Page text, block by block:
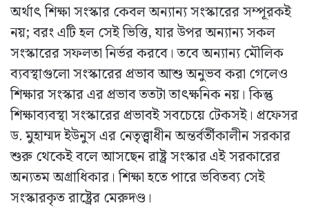
অর্থাৎ শিক্ষা সংস্কার কেবল অন্যান্য সংস্কারের সম্পূরকই
নয়; বরং এটি হল সেই ভিত্তি, যার উপর অন্যান্য সকল
সংস্কারের সফলতা নির্ভর করবে। তবে অন্যান্য মৌলিক
ব্যবস্থাগুলো সংস্কারের প্রভাব আশু অনুভব করা গেলেও
শিক্ষার সংস্কার এর প্রভাব ততটা তাৎক্ষনিক নয়। কিন্তু
শিক্ষাব্যবস্থা সংস্কারের প্রভাবই সবচেয়ে টেকসই। প্রফেসর
ড. মুহাম্মদ ইউনুস এর নেতৃত্ত্বাধীন অন্তর্বর্তীকালীন সরকার
শুরু থেকেই বলে আসছেন রাষ্ট্র সংস্কার এই সরকারের
অন্যতম অগ্রাধিকার। শিক্ষা হতে পারে ভবিতব্য সেই
সংস্কারকৃত রাষ্ট্রের মেরুদণ্ড।